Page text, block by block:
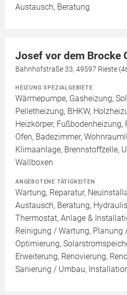
Austausch, Beratung
Josef vor dem Brocke
Bahnhofstraße 33, 49597 Rieste
HEIZUNG SPEZIALGEBIETE
Wärmepumpe, Gasheizung,
Pelletheizung, BHKW,
Heizkörper,
Ofen, Badezimmer,
Klimaanlage, Brennstoffzelle,
Wallboxen
ANGEBOTENE TÄTIGKEITEN
Wartung, Reparatur,
Austausch, Beratung,
Thermostat, Anlage &
Reinigung / Wartung, Planung
Optimierung,
Erweiterung, Renovierung,
Sanierung / Umbau,